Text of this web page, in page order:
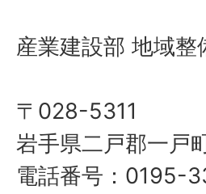
産業建設部 地域整
〒028-5311
岩手県二戸郡一戸
電話番号：0195-